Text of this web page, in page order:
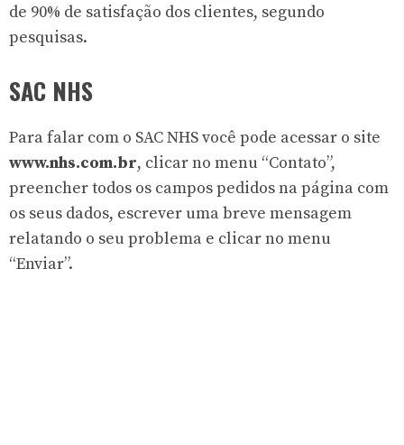
de 90% de satisfação dos clientes, segundo
pesquisas.
SAC NHS
Para falar com o SAC NHS você pode acessar o site
www.nhs.com.br, clicar no menu “Contato”,
preencher todos os campos pedidos na página com
os seus dados, escrever uma breve mensagem
relatando o seu problema e clicar no menu
“Enviar”.